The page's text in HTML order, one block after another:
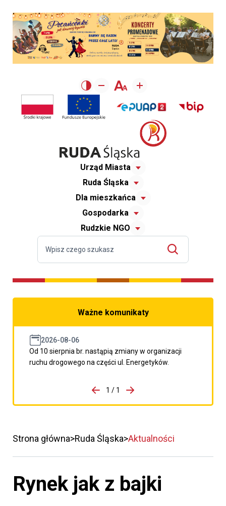
Urząd Miasta
Ruda Śląska
Dla mieszkańca
Gospodarka
Rudzkie NGO
Ważne komunikaty
2026-08-06
Od 10 sierpnia br. nastąpią zmiany w organizacji
ruchu drogowego na części ul. Energetyków.
porzpedniego komunikatu
1 / 1
Przejdź do następnego
Strona główna Ruda Śląska Aktualności
Rynek jak z bajki